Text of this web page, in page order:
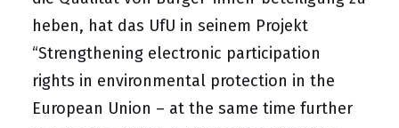
heben, hat das UfU in seinem Projekt
“Strengthening electronic participation
rights in environmental protection in the
European Union – at the same time further